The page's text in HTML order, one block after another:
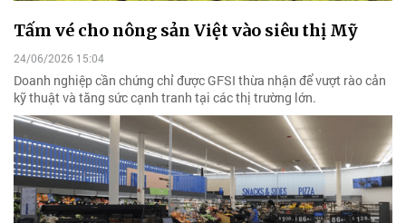
Tấm vé cho nông sản Việt vào siêu thị Mỹ
24/06/2026 15:04
Doanh nghiệp cần chứng chỉ được GFSI thừa nhận để vượt rào cản
kỹ thuật và tăng sức cạnh tranh tại các thị trường lớn.